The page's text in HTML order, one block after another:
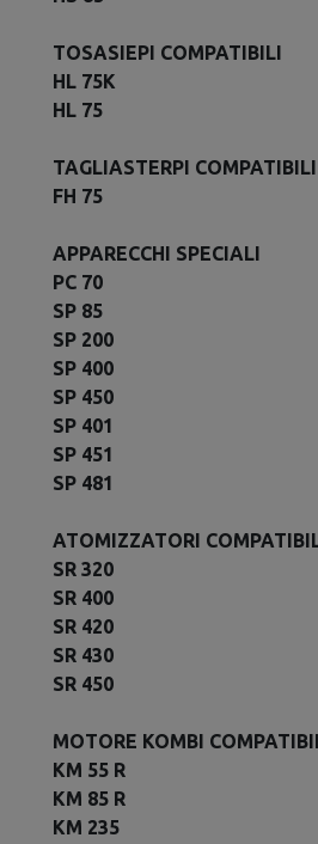
TOSASIEPI COMPATIBILI
HL 75K
HL 75
TAGLIASTERPI COMPATIBILI
FH 75
APPARECCHI SPECIALI
PC 70
SP 85
SP 200
SP 400
SP 450
SP 401
SP 451
SP 481
ATOMIZZATORI
SR 320
SR 400
SR 420
SR 430
SR 450
MOTORE KOMBI
KM 55 R
KM 85 R
KM 235